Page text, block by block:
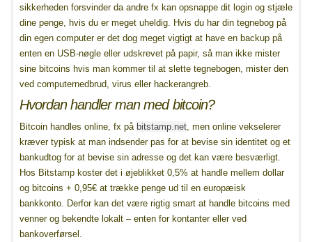
sikkerheden forsvinder da andre fx kan opsnappe dit login og stjæle
dine penge, hvis du er meget uheldig. Hvis du har din tegnebog på
din egen computer er det dog meget vigtigt at have en backup på
enten en USB-nøgle eller udskrevet på papir, så man ikke mister
sine bitcoins hvis man kommer til at slette tegnebogen, mister den
ved computernedbrud, virus eller hackerangreb.
Hvordan handler man med bitcoin?
Bitcoin handles online, fx på bitstamp.net, men online vekselerer
kræver typisk at man indsender pas for at bevise sin identitet og et
bankudtog for at bevise sin adresse og det kan være besværligt.
Hos Bitstamp koster det i øjeblikket 0,5% at handle mellem dollar
og bitcoins + 0,95€ at trække penge ud til en europæisk
bankkonto. Derfor kan det være rigtig smart at handle bitcoins med
venner og bekendte lokalt – enten for kontanter eller ved
bankoverførsel.